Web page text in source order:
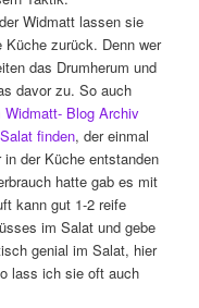
Widmatt lassen sie
zurück. Denn wer
das Drumherum und
davor zu. So auch
Widmatt- Blog Archiv
finden, der einmal
der Küche entstanden
hatte gab es mit
kann gut 1-2 reife
im Salat und gebe
genial im Salat, hier
lass ich sie oft auch